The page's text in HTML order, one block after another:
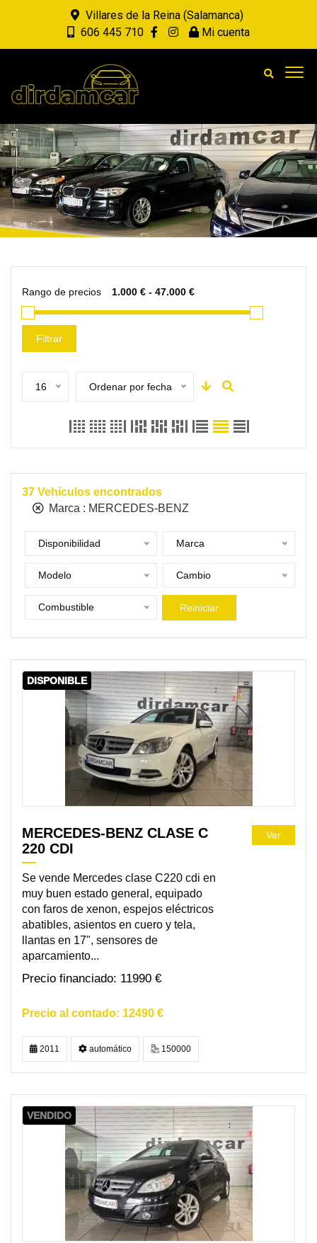
Villares de la Reina (Salamanca)
606 445 710
Mi cuenta
Rango de precios
Filtrar
16 Ordenar por fecha
37 Vehículos encontrados
Marca : MERCEDES-BENZ
Disponibilidad Marca
Modelo Cambio
Combustible Reiniciar
DISPONIBLE
MERCEDES-BENZ CLASE C
220 CDI
Se vende Mercedes clase C220 cdi en
muy buen estado general, equipado
con faros de xenon, espejos eléctricos
abatibles, asientos en cuero y tela,
llantas en 17", sensores de
aparcamiento...
11990 €
12490 €
Ver
2011 automático 150000
VENDIDO